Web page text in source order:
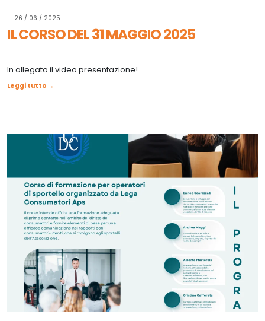
— 26 / 06 / 2025
IL CORSO DEL 31 MAGGIO 2025
In allegato il video presentazione!...
Leggi tutto →